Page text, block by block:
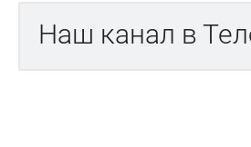
Наш канал в